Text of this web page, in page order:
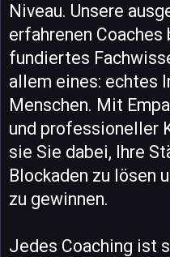
Niveau. Unsere
erfahrenen Coaches
fundiertes
allem eines: echtes
Menschen. Mit
und professioneller
sie Sie dabei, Ihre
Blockaden zu lösen
zu gewinnen.
Jedes Coaching ist